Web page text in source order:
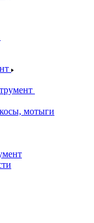
мотыги